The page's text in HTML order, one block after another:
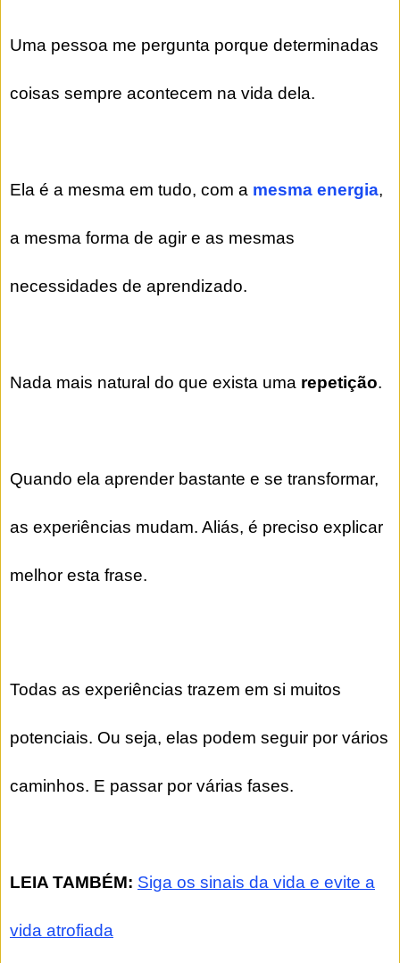
Uma pessoa me pergunta porque determinadas
coisas sempre acontecem na vida dela.
Ela é a mesma em tudo, com a mesma energia,
a mesma forma de agir e as mesmas
necessidades de aprendizado.
Nada mais natural do que exista uma repetição.
Quando ela aprender bastante e se transformar,
as experiências mudam. Aliás, é preciso explicar
melhor esta frase.
Todas as experiências trazem em si muitos
potenciais. Ou seja, elas podem seguir por vários
caminhos. E passar por várias fases.
LEIA TAMBÉM: Siga os sinais da vida e evite a
vida atrofiada